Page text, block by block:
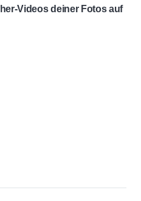
Videos deiner Fotos auf